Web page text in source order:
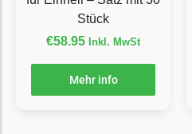
LandXcape Messer
LawnBott
LawnBott Messer
Stück
€58.95 Inkl. MwSt
Mehr info